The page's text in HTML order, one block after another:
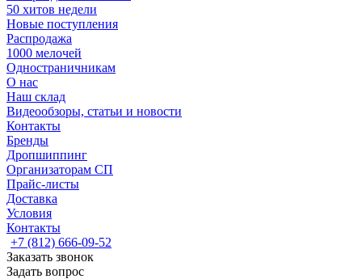
50 хитов недели
Новые поступления
Распродажа
1000 мелочей
Одностраничникам
О нас
Наш склад
Видеообзоры, статьи и новости
Контакты
Бренды
Дропшиппинг
Организаторам СП
Прайс-листы
Доставка
Условия
Контакты
+7 (812) 666-09-52
Заказать звонок
Задать вопрос